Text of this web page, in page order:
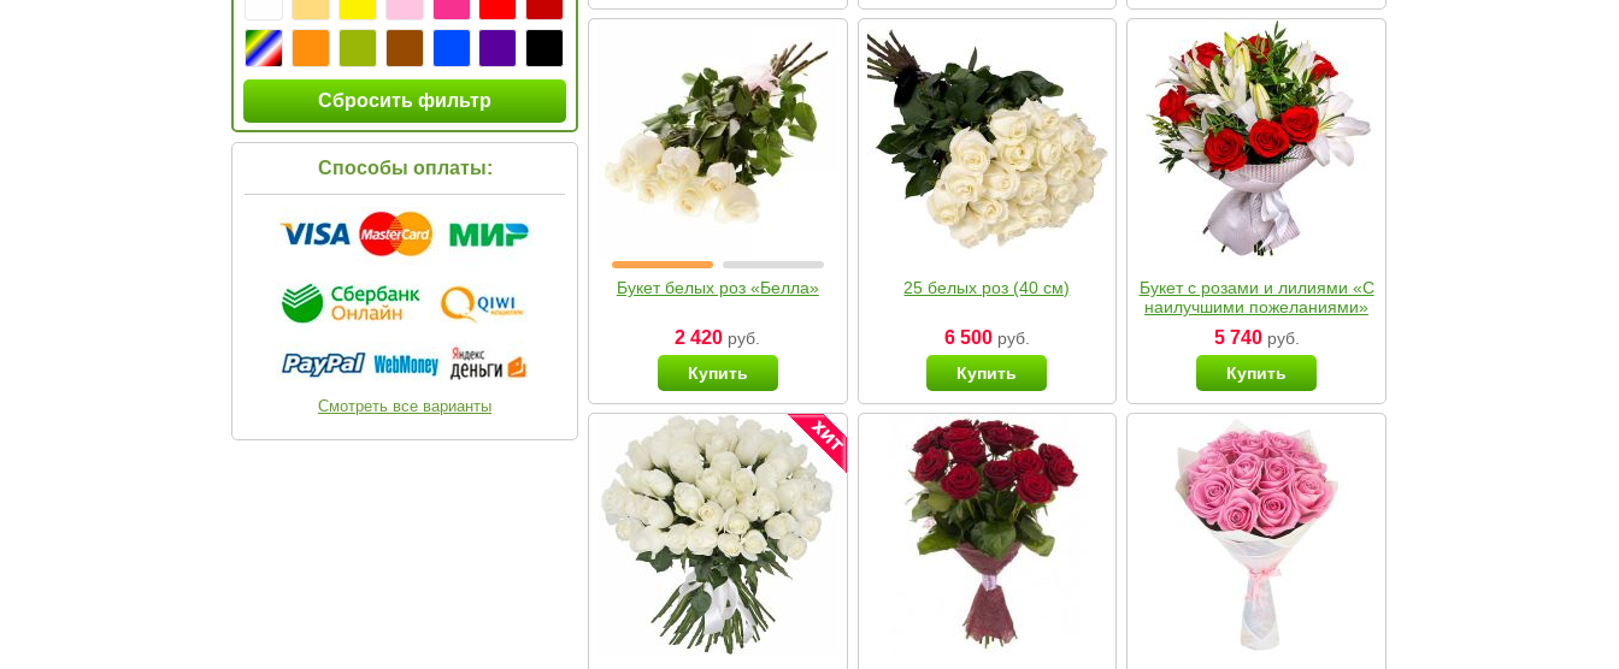
Сбросить фильтр
Способы оплаты:
Смотреть все варианты
Букет белых роз «Белла»
2 420 руб.
Купить
25 белых роз (40 см)
6 500руб.
Купить
Букет с розами и лилиями «С
наилучшими пожеланиями»
5 740руб.
Купить